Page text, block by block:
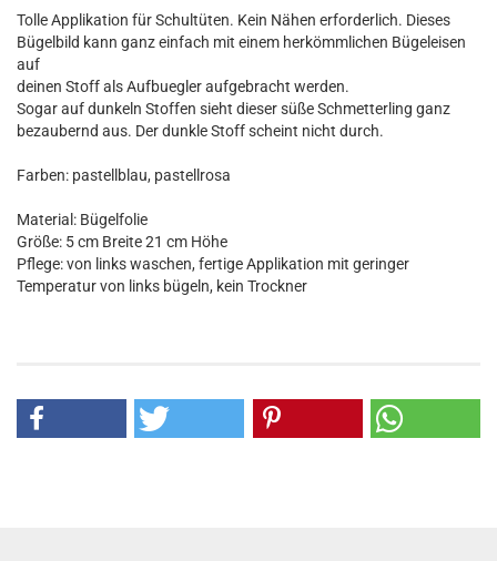
Tolle Applikation für Schultüten. Kein Nähen erforderlich. Dieses
Bügelbild kann ganz einfach mit einem herkömmlichen Bügeleisen
auf
deinen Stoff als Aufbuegler aufgebracht werden.
Sogar auf dunkeln Stoffen sieht dieser süße Schmetterling ganz
bezaubernd aus. Der dunkle Stoff scheint nicht durch.
Farben: pastellblau, pastellrosa
Material: Bügelfolie
Größe: 5 cm Breite 21 cm Höhe
Pflege: von links waschen, fertige Applikation mit geringer
Temperatur von links bügeln, kein Trockner